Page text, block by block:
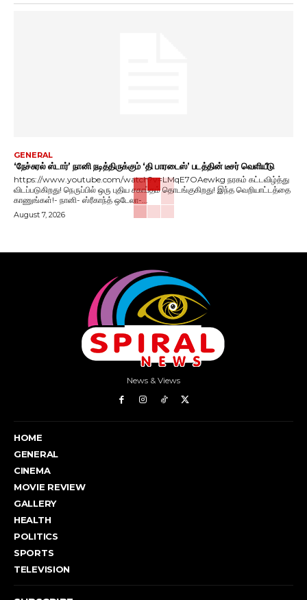
GENERAL
‘நேச்சுரல் ஸ்டார்’ நானி நடித்திருக்கும் ‘தி பாரடைஸ்’ படத்தின் டீசர் வெளியீடு
https://www.youtube.com/watch?v=LMqE7OAewkg நரகம் கட்டவிழ்த்து
விடப்படுகிறது! நெருப்பில் ஒரு புதிய சகாப்தம் தொடங்குகிறது! இந்த வெறியாட்டத்தை
காணுங்கள்!- நானி- ஸ்ரீகாந்த் ஒடேலா-...
August 7, 2026
News & Views
HOME
GENERAL
CINEMA
MOVIE REVIEW
GALLERY
HEALTH
POLITICS
SPORTS
TELEVISION